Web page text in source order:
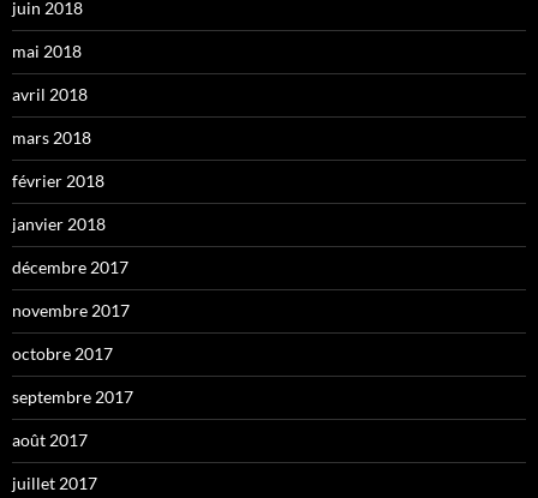
juin 2018
mai 2018
avril 2018
mars 2018
février 2018
janvier 2018
décembre 2017
novembre 2017
octobre 2017
septembre 2017
août 2017
juillet 2017